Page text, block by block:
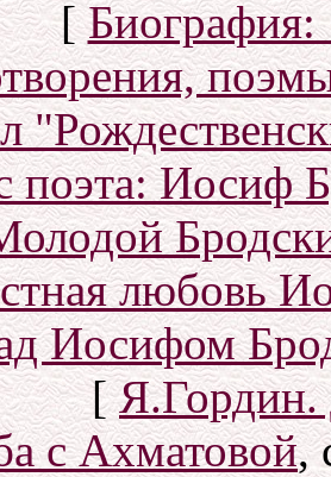
[Биография:
поэта: Иосиф
любовь
Иосифом
[Я.Гордин.
с Ахматовой,